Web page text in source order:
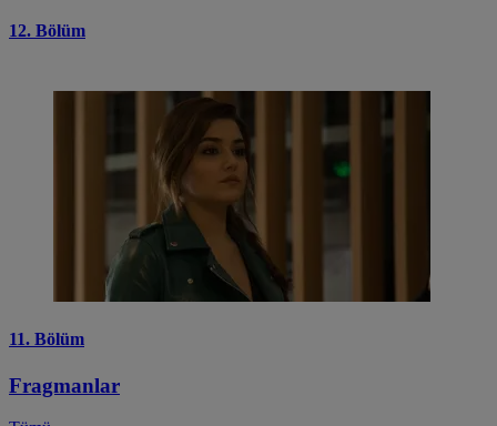
12. Bölüm
11. Bölüm
Fragmanlar